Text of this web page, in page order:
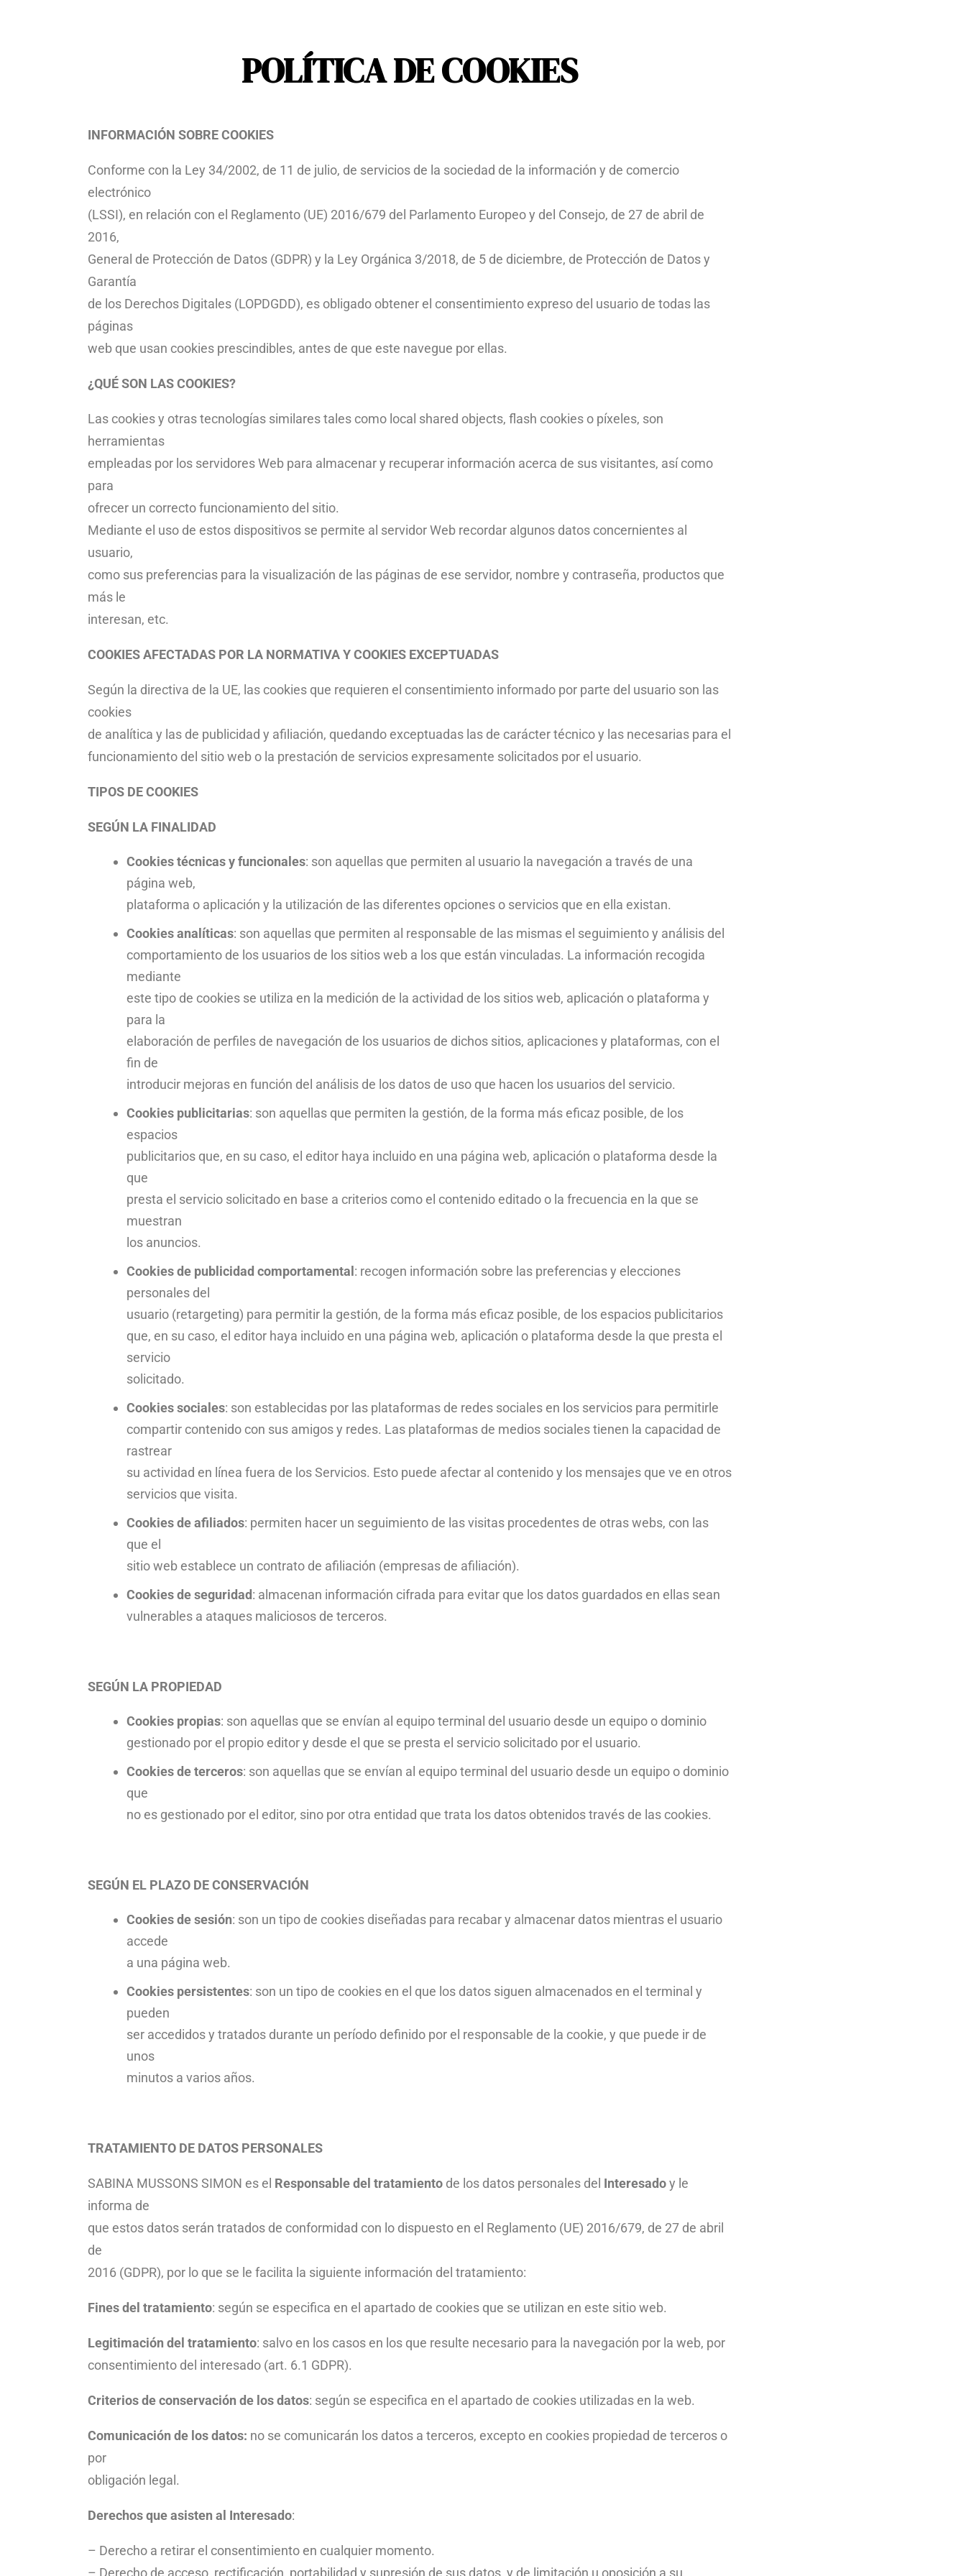
POLÍTICA DE COOKIES
INFORMACIÓN SOBRE COOKIES
Conforme con la Ley 34/2002, de 11 de julio, de servicios de la sociedad de la información y de comercio
electrónico
(LSSI), en relación con el Reglamento (UE) 2016/679 del Parlamento Europeo y del Consejo, de 27 de abril de
2016,
General de Protección de Datos (GDPR) y la Ley Orgánica 3/2018, de 5 de diciembre, de Protección de Datos y
Garantía
de los Derechos Digitales (LOPDGDD), es obligado obtener el consentimiento expreso del usuario de todas las
páginas
web que usan cookies prescindibles, antes de que este navegue por ellas.
¿QUÉ SON LAS COOKIES?
Las cookies y otras tecnologías similares tales como local shared objects, flash cookies o píxeles, son
herramientas
empleadas por los servidores Web para almacenar y recuperar información acerca de sus visitantes, así como
para
ofrecer un correcto funcionamiento del sitio.
Mediante el uso de estos dispositivos se permite al servidor Web recordar algunos datos concernientes al
usuario,
como sus preferencias para la visualización de las páginas de ese servidor, nombre y contraseña, productos que
más le
interesan, etc.
COOKIES AFECTADAS POR LA NORMATIVA Y COOKIES EXCEPTUADAS
Según la directiva de la UE, las cookies que requieren el consentimiento informado por parte del usuario son las
cookies
de analítica y las de publicidad y afiliación, quedando exceptuadas las de carácter técnico y las necesarias para el
funcionamiento del sitio web o la prestación de servicios expresamente solicitados por el usuario.
TIPOS DE COOKIES
SEGÚN LA FINALIDAD
Cookies técnicas y funcionales: son aquellas que permiten al usuario la navegación a través de una
página web,
plataforma o aplicación y la utilización de las diferentes opciones o servicios que en ella existan.
Cookies analíticas: son aquellas que permiten al responsable de las mismas el seguimiento y análisis del
comportamiento de los usuarios de los sitios web a los que están vinculadas. La información recogida
mediante
este tipo de cookies se utiliza en la medición de la actividad de los sitios web, aplicación o plataforma y
para la
elaboración de perfiles de navegación de los usuarios de dichos sitios, aplicaciones y plataformas, con el
fin de
introducir mejoras en función del análisis de los datos de uso que hacen los usuarios del servicio.
Cookies publicitarias: son aquellas que permiten la gestión, de la forma más eficaz posible, de los
espacios
publicitarios que, en su caso, el editor haya incluido en una página web, aplicación o plataforma desde la
que
presta el servicio solicitado en base a criterios como el contenido editado o la frecuencia en la que se
muestran
los anuncios.
Cookies de publicidad comportamental : recogen información sobre las preferencias y elecciones
personales del
usuario (retargeting) para permitir la gestión, de la forma más eficaz posible, de los espacios publicitarios
que, en su caso, el editor haya incluido en una página web, aplicación o plataforma desde la que presta el
servicio
solicitado.
Cookies sociales: son establecidas por las plataformas de redes sociales en los servicios para permitirle
compartir contenido con sus amigos y redes. Las plataformas de medios sociales tienen la capacidad de
rastrear
su actividad en línea fuera de los Servicios. Esto puede afectar al contenido y los mensajes que ve en otros
servicios que visita.
Cookies de afiliados: permiten hacer un seguimiento de las visitas procedentes de otras webs, con las
que el
sitio web establece un contrato de afiliación (empresas de afiliación).
Cookies de seguridad: almacenan información cifrada para evitar que los datos guardados en ellas sean
vulnerables a ataques maliciosos de terceros.
SEGÚN LA PROPIEDAD
Cookies propias: son aquellas que se envían al equipo terminal del usuario desde un equipo o dominio
gestionado por el propio editor y desde el que se presta el servicio solicitado por el usuario.
Cookies de terceros: son aquellas que se envían al equipo terminal del usuario desde un equipo o dominio
que
no es gestionado por el editor, sino por otra entidad que trata los datos obtenidos través de las cookies.
SEGÚN EL PLAZO DE CONSERVACIÓN
Cookies de sesión: son un tipo de cookies diseñadas para recabar y almacenar datos mientras el usuario
accede
a una página web.
Cookies persistentes: son un tipo de cookies en el que los datos siguen almacenados en el terminal y
pueden
ser accedidos y tratados durante un período definido por el responsable de la cookie, y que puede ir de
unos
minutos a varios años.
TRATAMIENTO DE DATOS PERSONALES
SABINA MUSSONS SIMON es el Responsable del tratamiento de los datos personales del Interesadoy le
informa de
que estos datos serán tratados de conformidad con lo dispuesto en el Reglamento (UE) 2016/679, de 27 de abril
de
2016 (GDPR), por lo que se le facilita la siguiente información del tratamiento:
Fines del tratamiento: según se especifica en el apartado de cookies que se utilizan en este sitio web.
Legitimación del tratamiento: salvo en los casos en los que resulte necesario para la navegación por la web, por
consentimiento del interesado (art. 6.1 GDPR).
Criterios de conservación de los datos: según se especifica en el apartado de cookies utilizadas en la web.
Comunicación de los datos: no se comunicarán los datos a terceros, excepto en cookies propiedad de terceros o
por
obligación legal.
Derechos que asisten al Interesado:
– Derecho a retirar el consentimiento en cualquier momento.
– Derecho de acceso, rectificación, portabilidad y supresión de sus datos, y de limitación u oposición a su